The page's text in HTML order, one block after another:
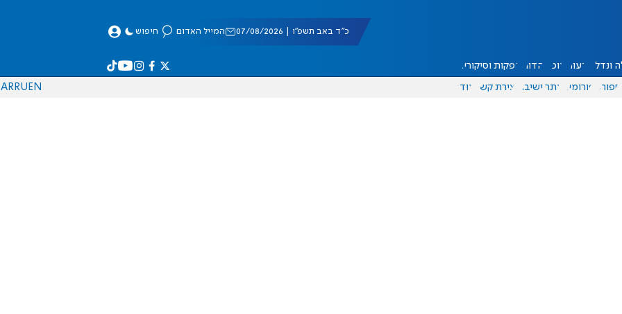
כ"ד באב תשפ"ו | 07/08/2026 המייל האדום חיפוש
ונדל"ן דעות אוכל יהדות הפקות וסיקורים
ספורט פורומים אתר ישיבה יצירת קשר עוד EN
RU
AR